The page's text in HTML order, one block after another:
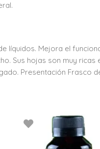
líquidos. Mejora el
Sus hojas son muy
Presentación Frasco